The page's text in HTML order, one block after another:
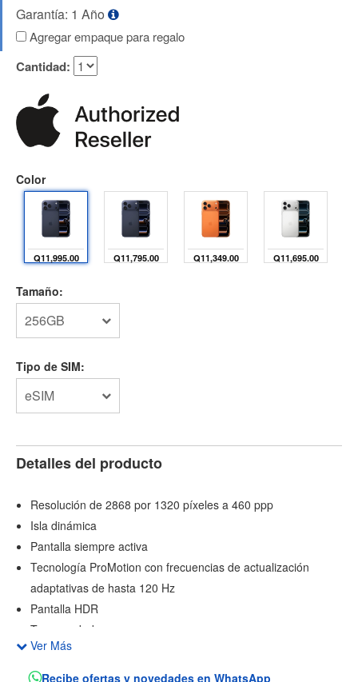
Garantía: 1 Año
Agregar empaque para regalo
Cantidad:
Color
Q11,995.00 Q11,795.00 Q11,349.00 Q11,695.00
Tamaño:
256GB
Tipo de SIM:
eSIM
Detalles del producto
Resolución de 2868 por 1320 píxeles a 460 ppp
Isla dinámica
Pantalla siempre activa
Tecnología ProMotion con frecuencias de actualización
adaptativas de hasta 120 Hz
Pantalla HDR
Tono verdadero
Color amplio (P3)
Tacto háptico
Ver Más
Recibe ofertas y novedades en WhatsApp